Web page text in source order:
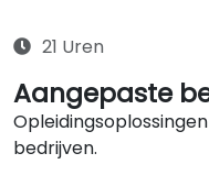
21 Uren
Aangepaste
bedrijven.